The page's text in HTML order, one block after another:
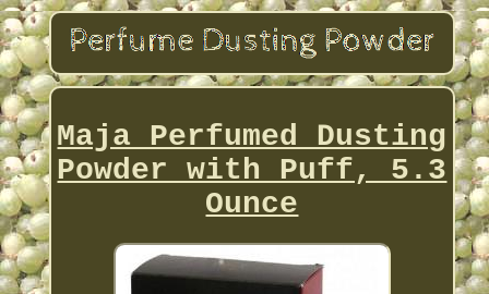
Maja Perfumed Dusting
Powder with Puff, 5.3
Ounce